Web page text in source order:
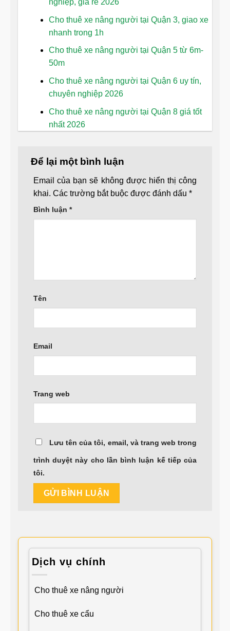
nghiệp, giá rẻ 2026
Cho thuê xe nâng người tại Quận 3, giao xe
nhanh trong 1h
Cho thuê xe nâng người tại Quận 5 từ 6m-
50m
Cho thuê xe nâng người tại Quận 6 uy tín,
chuyên nghiệp 2026
Cho thuê xe nâng người tại Quận 8 giá tốt
nhất 2026
Để lại một bình luận
Email của bạn sẽ không được hiển thị công
khai. Các trường bắt buộc được đánh dấu *
Bình luận *
Tên
Email
Trang web
Lưu tên của tôi, email, và trang web trong
trình duyệt này cho lần bình luận kế tiếp của
tôi.
Dịch vụ chính
Cho thuê xe nâng người
Cho thuê xe cẩu